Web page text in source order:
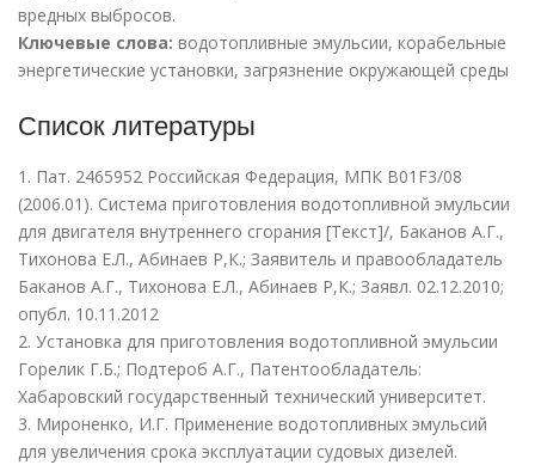
вредных выбросов.
Ключевые слова: водотопливные эмульсии, корабельные
энергетические установки, загрязнение окружающей среды
Список литературы
1. Пат. 2465952 Российская Федерация, МПК B01F3/08
(2006.01). Система приготовления водотопливной эмульсии
для двигателя внутреннего сгорания [Текст]/, Баканов А.Г.,
Тихонова Е.Л., Абинаев Р,К.; Заявитель и правообладатель
Баканов А.Г., Тихонова Е.Л., Абинаев Р,К.; Заявл. 02.12.2010;
опубл. 10.11.2012
2. Установка для приготовления водотопливной эмульсии
Горелик Г.Б.; Подтероб А.Г., Патентообладатель:
Хабаровский государственный технический университет.
3. Мироненко, И.Г. Применение водотопливных эмульсий
для увеличения срока эксплуатации судовых дизелей.